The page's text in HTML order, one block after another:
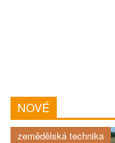
NOVÉ
zemědělská technika